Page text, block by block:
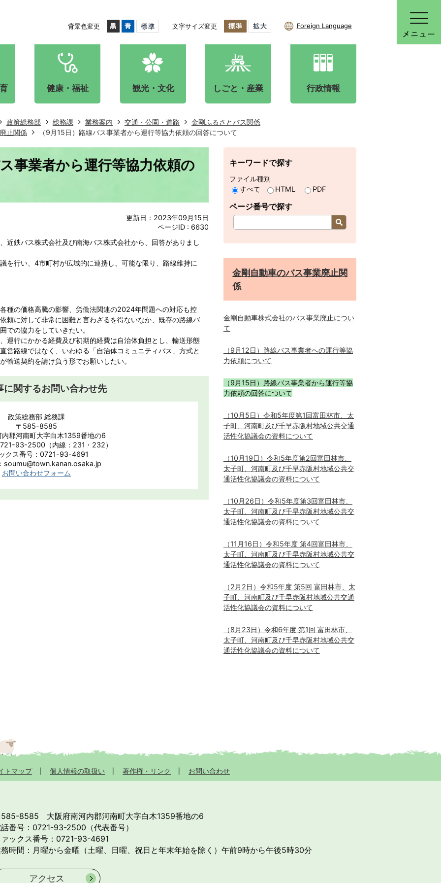
背景色変更 文字サイズ変更 Foreign Language
健康・福祉 観光・文化 しごと・産業 行政情報
政策総務部 総務課 業務案内 交通・公園・道路
金剛ふるさとバス関係
止関係
（9月15日）路線バス事業者から運行等協力依頼の回答について
事業者から運行等協力依頼の
更新日：2023年09月15日
ページID : 6630
近鉄バス株式会社及び南海バス株式会社から、回答がありまし
を行い、4市町村が広域的に連携し、可能な限り、路線維持に
種の価格高騰の影響、労働法関連の2024年問題への対応も控
頼に対して非常に困難と言わざるを得ないなか、既存の路線バ
での協力をしていきたい。
運行にかかる経費及び初期的経費は自治体負担とし、輸送形態
営路線ではなく、いわゆる「自治体コミュニティバス」方式と
輸送契約を請け負う形でお願いしたい。
に関するお問い合わせ先
政策総務部 総務課
〒585-8585
内郡河南町大字白木1359番地の6
93-2500（内線：231・232）
クス番号：0721-93-4691
soumu@town.kanan.osaka.jp
お問い合わせフォーム
キーワードで探す
ファイル種別
すべて
HTML PDF
ページ番号で探す
金剛自動車のバス事業廃止関
係
金剛自動車株式会社のバス事業廃止につい
て
（9月12日）路線バス事業者への運行等協
力依頼について
（9月15日）路線バス事業者から運行等協
力依頼の回答について
（10月5日）令和5年度第1回富田林市、太
子町、河南町及び千早赤阪村地域公共交通
活性化協議会の資料について
（10月19日）令和5年度第2回富田林市、
太子町、河南町及び千早赤阪村地域公共交
通活性化協議会の資料について
（10月26日）令和5年度第3回富田林市、
太子町、河南町及び千早赤阪村地域公共交
通活性化協議会の資料について
（11月16日）令和5年度 第4回富田林市、
太子町、河南町及び千早赤阪村地域公共交
通活性化協議会の資料について
（2月2日）令和5年度 第5回 富田林市、太
子町、河南町及び千早赤阪村地域公共交通
活性化協議会の資料について
（8月23日）令和6年度 第1回 富田林市、
太子町、河南町及び千早赤阪村地域公共交
通活性化協議会の資料について
トマップ 個人情報の取扱い 著作権・リンク お問い合わせ
585-8585 大阪府南河内郡河南町大字白木1359番地の6
番号：0721-93-2500（代表番号）
ァックス番号：0721-93-4691
時間：月曜から金曜（土曜、日曜、祝日と年末年始を除く）午前9時から午後5時30分
アクセス